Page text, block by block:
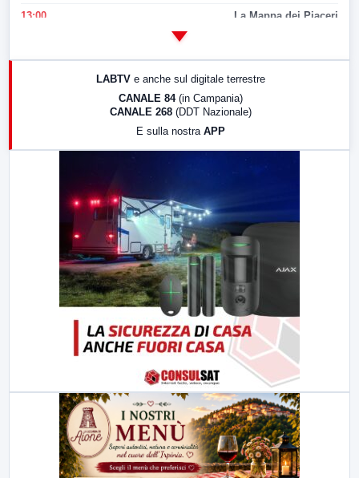
13:00 La Mappa dei Piaceri
LABTV e anche sul digitale terrestre
CANALE 84 (in Campania)
CANALE 268 (DDT Nazionale)
E sulla nostra APP